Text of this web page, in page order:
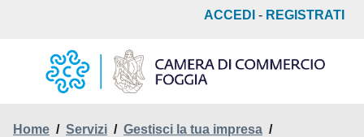
principale
ACCEDI - REGISTRATI
Home / Servizi / Gestisci la tua impresa /